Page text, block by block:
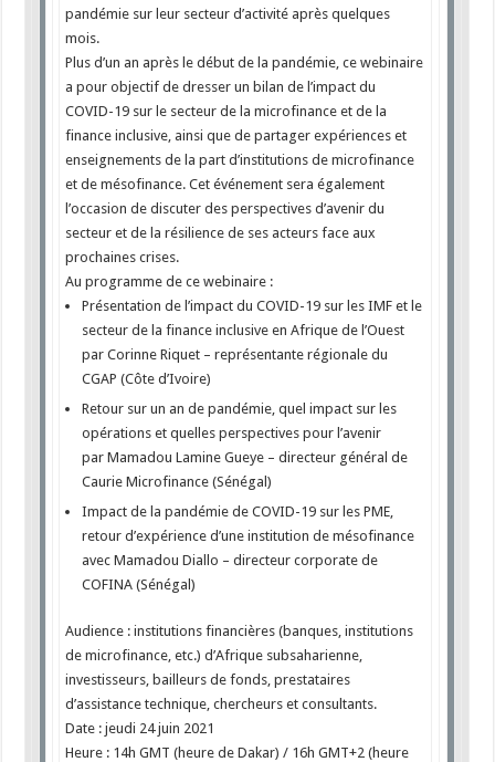
pandémie sur leur secteur d’activité après quelques
mois.
Plus d’un an après le début de la pandémie, ce webinaire
a pour objectif de dresser un bilan de l’impact du
COVID-19 sur le secteur de la microfinance et de la
finance inclusive, ainsi que de partager expériences et
enseignements de la part d’institutions de microfinance
et de mésofinance. Cet événement sera également
l’occasion de discuter des perspectives d’avenir du
secteur et de la résilience de ses acteurs face aux
prochaines crises.
Au programme de ce webinaire :
Présentation de l’impact du COVID-19 sur les IMF et le
secteur de la finance inclusive en Afrique de l’Ouest
par Corinne Riquet – représentante régionale du
CGAP (Côte d’Ivoire)
Retour sur un an de pandémie, quel impact sur les
opérations et quelles perspectives pour l’avenir
par Mamadou Lamine Gueye – directeur général de
Caurie Microfinance (Sénégal)
Impact de la pandémie de COVID-19 sur les PME,
retour d’expérience d’une institution de mésofinance
avec Mamadou Diallo – directeur corporate de
COFINA (Sénégal)
Audience : institutions financières (banques, institutions
de microfinance, etc.) d’Afrique subsaharienne,
investisseurs, bailleurs de fonds, prestataires
d’assistance technique, chercheurs et consultants.
Date :jeudi 24 juin 2021
Heure : 14h GMT (heure de Dakar) / 16h GMT+2 (heure